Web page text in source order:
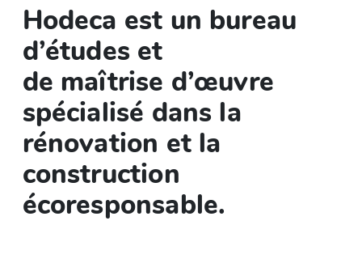
Hodeca est un bureau
d’études et
de maîtrise d’œuvre
spécialisé dans la
rénovation et la
construction
écoresponsable.